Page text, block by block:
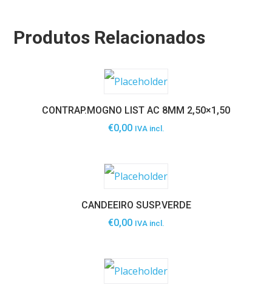
Produtos Relacionados
CONTRAP.MOGNO LIST AC 8MM 2,50×1,50
€0,00 IVA incl.
CANDEEIRO SUSP.VERDE
€0,00 IVA incl.